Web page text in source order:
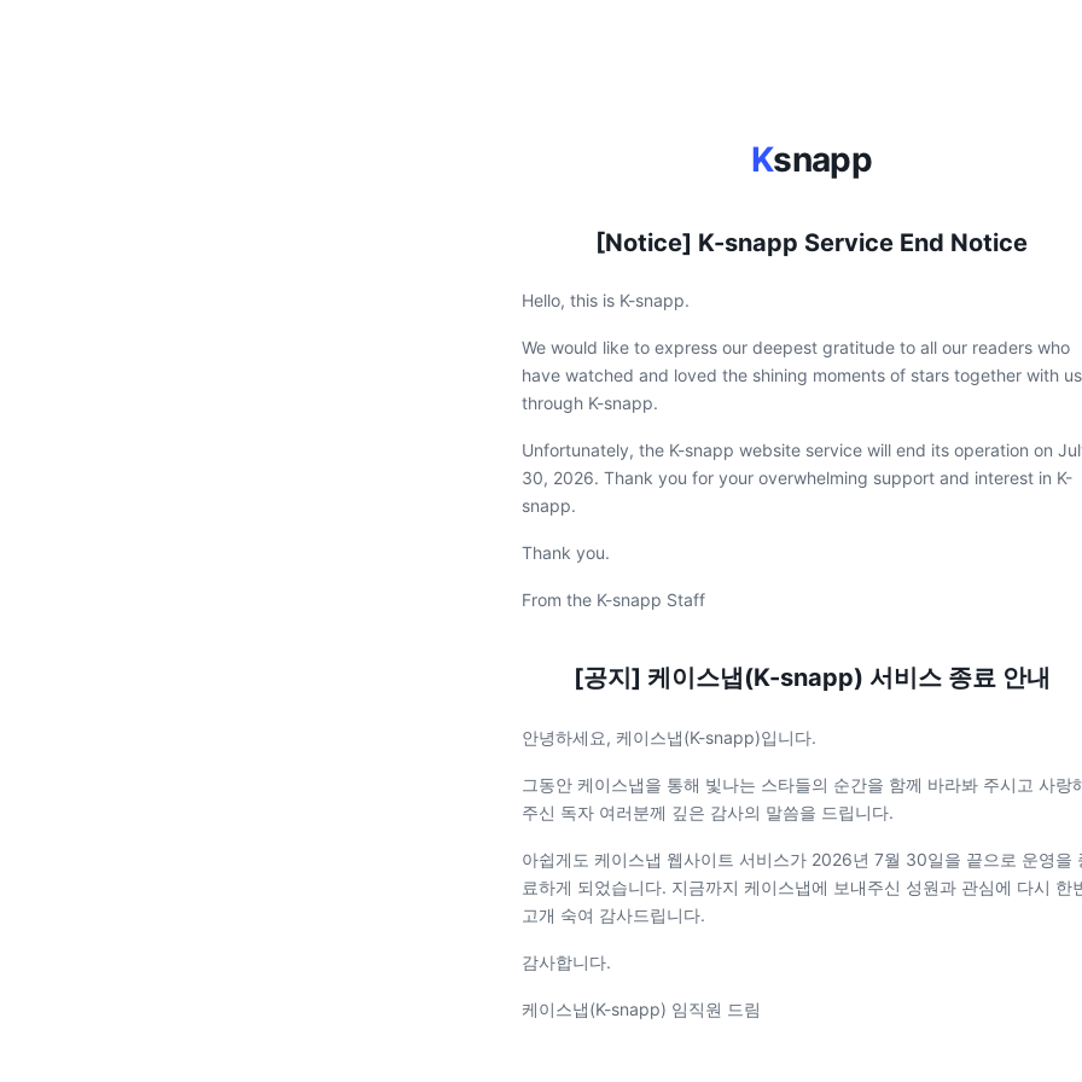
Ksnapp
[Notice] K-snapp Service End Notice
Hello, this is K-snapp.
We would like to express our deepest gratitude to all our readers who
have watched and loved the shining moments of stars together with us
through K-snapp.
Unfortunately, the K-snapp website service will end its operation on
30, 2026. Thank you for your overwhelming support and interest in K-
snapp.
Thank you.
From the K-snapp Staff
[공지] 케이스냅(K-snapp) 서비스 종료 안내
안녕하세요, 케이스냅(K-snapp)입니다.
그동안 케이스냅을 통해 빛나는 스타들의 순간을 함께 바라봐 주시고 사랑
주신 독자 여러분께 깊은 감사의 말씀을 드립니다.
아쉽게도 케이스냅 웹사이트 서비스가 2026년 7월 30일을 끝으로 운영을
료하게 되었습니다. 지금까지 케이스냅에 보내주신 성원과 관심에 다시 한
고개 숙여 감사드립니다.
감사합니다.
케이스냅(K-snapp) 임직원 드림